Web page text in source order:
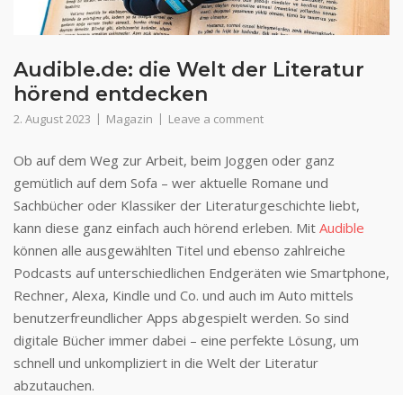
Audible.de: die Welt der Literatur
hörend entdecken
2. August 2023 Magazin Leave a comment
Ob auf dem Weg zur Arbeit, beim Joggen oder ganz
gemütlich auf dem Sofa – wer aktuelle Romane und
Sachbücher oder Klassiker der Literaturgeschichte liebt,
kann diese ganz einfach auch hörend erleben. Mit Audible
können alle ausgewählten Titel und ebenso zahlreiche
Podcasts auf unterschiedlichen Endgeräten wie Smartphone,
Rechner, Alexa, Kindle und Co. und auch im Auto mittels
benutzerfreundlicher Apps abgespielt werden. So sind
digitale Bücher immer dabei – eine perfekte Lösung, um
schnell und unkompliziert in die Welt der Literatur
abzutauchen.